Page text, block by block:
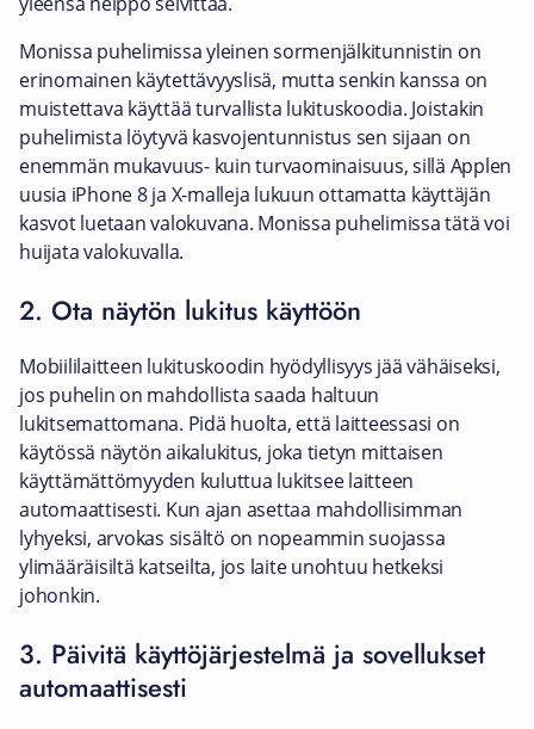
Monissa puhelimissa yleinen sormenjälkitunnistin on
erinomainen käytettävyyslisä, mutta senkin kanssa on
muistettava käyttää turvallista lukituskoodia. Joistakin
puhelimista löytyvä kasvojentunnistus sen sijaan on
enemmän mukavuus- kuin turvaominaisuus, sillä Applen
uusia iPhone 8 ja X-malleja lukuun ottamatta käyttäjän
kasvot luetaan valokuvana. Monissa puhelimissa tätä voi
huijata valokuvalla.
2. Ota näytön lukitus käyttöön
Mobiililaitteen lukituskoodin hyödyllisyys jää vähäiseksi,
jos puhelin on mahdollista saada haltuun
lukitsemattomana. Pidä huolta, että laitteessasi on
käytössä näytön aikalukitus, joka tietyn mittaisen
käyttämättömyyden kuluttua lukitsee laitteen
automaattisesti. Kun ajan asettaa mahdollisimman
lyhyeksi, arvokas sisältö on nopeammin suojassa
ylimääräisiltä katseilta, jos laite unohtuu hetkeksi
johonkin.
3. Päivitä käyttöjärjestelmä ja sovellukset
automaattisesti